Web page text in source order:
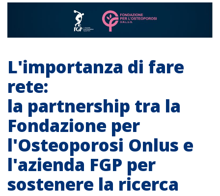
L'importanza di fare
rete:
la partnership tra la
Fondazione per
l'Osteoporosi Onlus e
l'azienda FGP per
sostenere la ricerca